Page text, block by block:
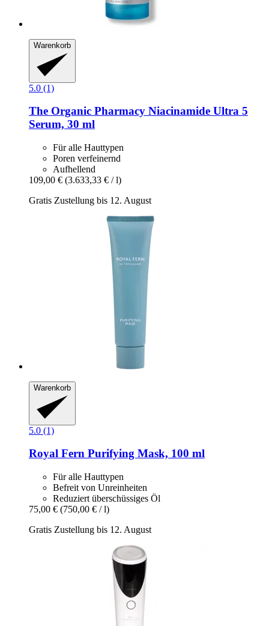
Warenkorb
5.0 (1)
The Organic Pharmacy Niacinamide Ultra 5
Serum, 30 ml
Für alle Hauttypen
Poren verfeinernd
Aufhellend
109,00 € (3.633,33 € / l)
Gratis Zustellung bis 12. August
Warenkorb
5.0 (1)
Royal Fern Purifying Mask, 100 ml
Für alle Hauttypen
Befreit von Unreinheiten
Reduziert überschüssiges Öl
75,00 € (750,00 € / l)
Gratis Zustellung bis 12. August